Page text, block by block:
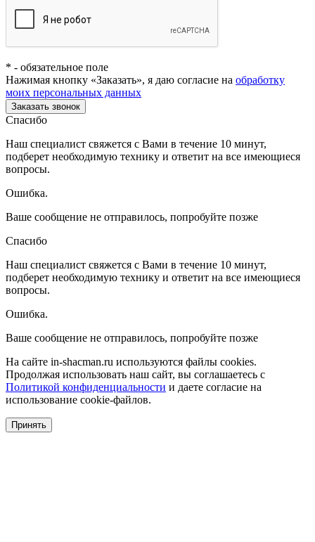
* - обязательное поле
Нажимая кнопку «Заказать», я даю согласие на обработку
моих персональных данных
Заказать звонок
Спасибо
Наш специалист свяжется с Вами в течение 10 минут,
подберет необходимую технику и ответит на все имеющиеся
вопросы.
Ошибка.
Ваше сообщение не отправилось, попробуйте позже
Спасибо
Наш специалист свяжется с Вами в течение 10 минут,
подберет необходимую технику и ответит на все имеющиеся
вопросы.
Ошибка.
Ваше сообщение не отправилось, попробуйте позже
На сайте in-shacman.ru используются файлы cookies.
Продолжая использовать наш сайт, вы соглашаетесь с
Политикой конфиденциальности и даете согласие на
использование cookie-файлов.
Принять